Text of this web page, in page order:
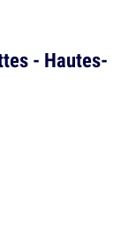
- Hautes-